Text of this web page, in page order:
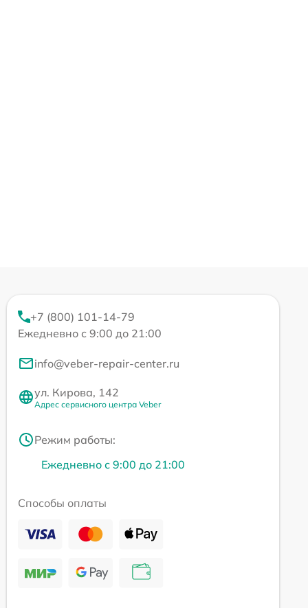
+7 (800) 101-14-79
Ежедневно с 9:00 до 21:00
info@veber-repair-center.ru
ул. Кирова, 142
Адрес сервисного центра Veber
Режим работы:
Ежедневно с 9:00 до 21:00
Способы оплаты